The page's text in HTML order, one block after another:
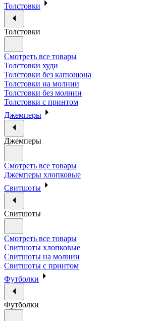
Толстовки
Толстовки
Смотреть все товары
Толстовки худи
Толстовки без капюшона
Толстовки на молнии
Толстовки без молнии
Толстовки с принтом
Джемперы
Джемперы
Смотреть все товары
Джемперы хлопковые
Свитшоты
Свитшоты
Смотреть все товары
Свитшоты хлопковые
Свитшоты на молнии
Свитшоты с принтом
Футболки
Футболки